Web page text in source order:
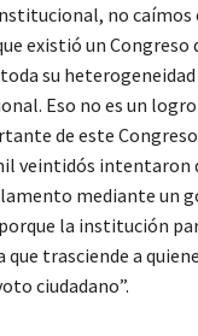
no caímos
existió un Congreso
su
Eso no es un
de este
veintidós intentaron
mediante un
la institución
trasciende a
ciudadano”.